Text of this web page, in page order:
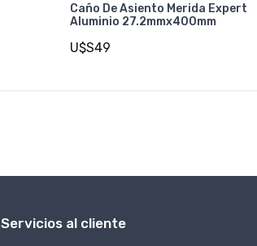
Caño De Asiento Merida Expert
Aluminio 27.2mmx400mm
U$S49
Servicios al cliente